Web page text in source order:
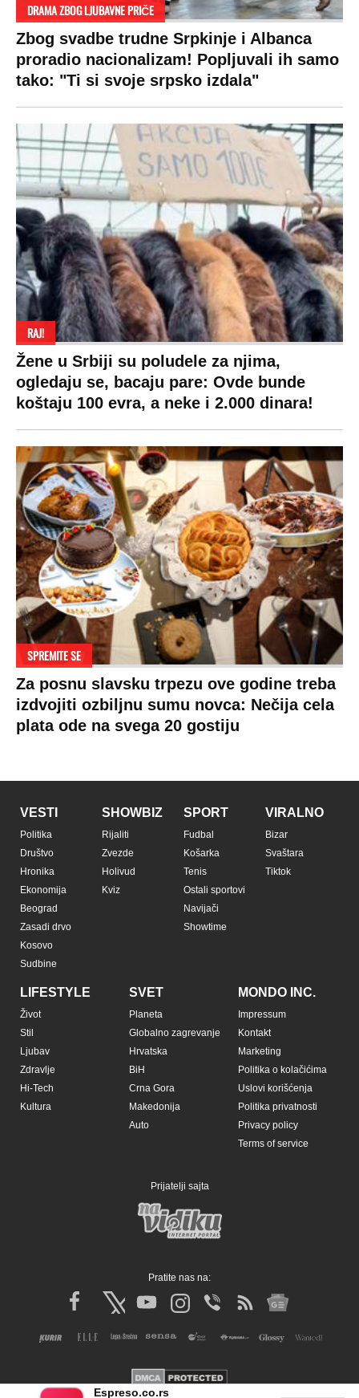
DRAMA ZBOG LJUBAVNE PRIČE
Zbog svadbe trudne Srpkinje i Albanca
proradio nacionalizam! Popljuvali ih samo
tako: "Ti si svoje srpsko izdala"
RAJ!
Žene u Srbiji su poludele za njima,
ogledaju se, bacaju pare: Ovde bunde
koštaju 100 evra, a neke i 2.000 dinara!
SPREMITE SE
Za posnu slavsku trpezu ove godine treba
izdvojiti ozbiljnu sumu novca: Nečija cela
plata ode na svega 20 gostiju
VESTI
Politika
Društvo
Hronika
Ekonomija
Beograd
Zasadi drvo
Kosovo
Sudbine
SHOWBIZ
Rijaliti
Zvezde
Holivud
Kviz
SPORT
Fudbal
Košarka
Tenis
Ostali sportovi
Navijači
Showtime
VIRALNO
Bizar
Svaštara
Tiktok
LIFESTYLE
Život
Stil
Ljubav
Zdravlje
Hi-Tech
Kultura
SVET
Planeta
Globalno zagrevanje
Hrvatska
BiH
Crna Gora
Makedonija
Auto
MONDO INC.
Impressum
Kontakt
Marketing
Politika o kolačićima
Uslovi korišćenja
Politika privatnosti
Privacy policy
Terms of service
Prijatelji sajta
Pratite nas na:
Espreso.co.rs